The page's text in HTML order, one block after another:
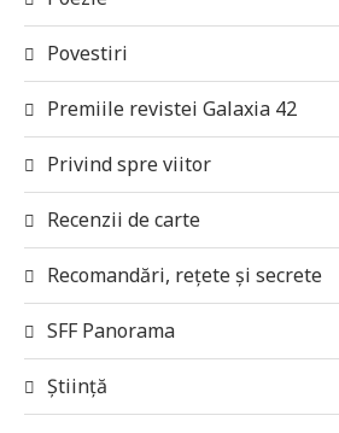
Povestiri
Premiile revistei Galaxia 42
Privind spre viitor
Recenzii de carte
Recomandări, rețete și secrete
SFF Panorama
Știință